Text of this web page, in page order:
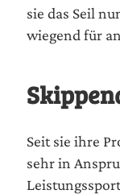
sie das Seil
wie­gend für
Seit sie ihre
sehr in